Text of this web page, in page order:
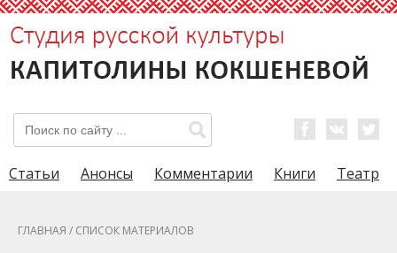
Статьи Анонсы Комментарии Книги Театр
ГЛАВНАЯ / СПИСОК МАТЕРИАЛОВ